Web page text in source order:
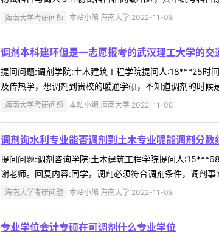
海南大学考研问题 本站小编 海南大学 2022-11-08
调剂本科建环但是一志愿报考的武汉理工大学的交
提问问题:调剂学院:土木建筑工程学院提问人:18***25时
及传热学，想调剂到贵校的暖通学硕，不知道调剂的时
海南大学考研问题 本站小编 海南大学 2022-11-08
调剂询水利专业能否调剂到土木专业呢能调剂分数
提问问题:调剂咨询学院:土木建筑工程学院提问人
谢老师。回复内容:同学，调剂必须符合调剂条件，调剂
海南大学考研问题 本站小编 海南大学 2022-11-08
专业学位会计专硕在可调剂什么专业学位